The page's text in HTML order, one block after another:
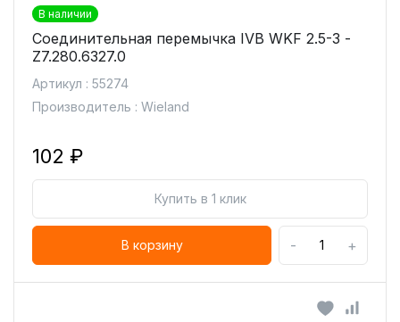
В наличии
Соединительная перемычка IVB WKF 2.5-3 -
Z7.280.6327.0
Артикул : 55274
Производитель : Wieland
102 ₽
Купить в 1 клик
В корзину - +